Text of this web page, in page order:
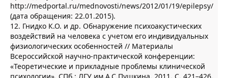
http://medportal.ru/mednovosti/news/2012/01/19/epilepsy/
(дата обращения: 22.01.2015).
12. Гнидко К.О. и др. Обнаружение психоакустических
воздействий на человека с учетом его индивидуальных
физиологических особенностей // Материалы
Всероссийской научно-практической конференции:
«Теоретические и прикладные проблемы клинической